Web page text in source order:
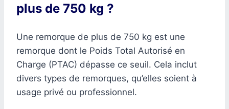
plus de 750 kg ?
Une remorque de plus de 750 kg est une
remorque dont le Poids Total Autorisé en
Charge (PTAC) dépasse ce seuil. Cela inclut
divers types de remorques, qu’elles soient à
usage privé ou professionnel.